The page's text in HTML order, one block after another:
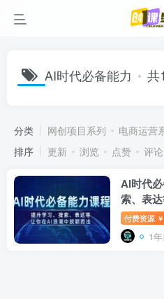
AI时代必备能力 共
分类 网创项目系列 电商运营
排序
更新 浏览 点赞 评论
AI时代
索、表
付费资源 ￥
1